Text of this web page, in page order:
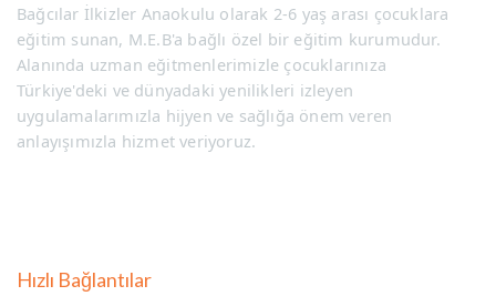
Bağcılar İlkizler Anaokulu olarak 2-6 yaş arası çocuklara
eğitim sunan, M.E.B'a bağlı özel bir eğitim kurumudur.
Alanında uzman eğitmenlerimizle çocuklarınıza
Türkiye'deki ve dünyadaki yenilikleri izleyen
uygulamalarımızla hijyen ve sağlığa önem veren
anlayışımızla hizmet veriyoruz.
Hızlı Bağlantılar